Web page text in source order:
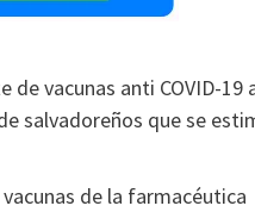
de vacunas anti COVID-19
salvadoreños que se
de la farmacéutica